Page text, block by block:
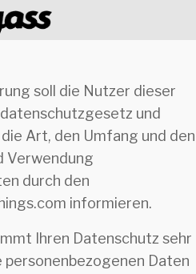
soll die Nutzer dieser
und
Art, den Umfang und den
Verwendung
durch den
informieren.
Ihren Datenschutz sehr
Daten